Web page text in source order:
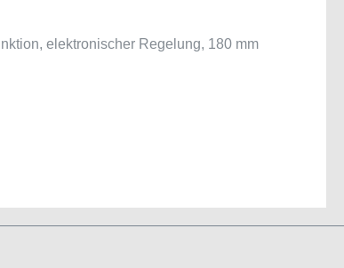
elektronischer Regelung, 180 mm